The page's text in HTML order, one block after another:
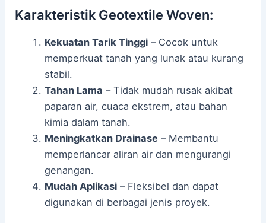
Karakteristik Geotextile Woven:
Kekuatan Tarik Tinggi– Cocok untuk
memperkuat tanah yang lunak atau kurang
stabil.
Tahan Lama – Tidak mudah rusak akibat
paparan air, cuaca ekstrem, atau bahan
kimia dalam tanah.
Meningkatkan Drainase– Membantu
memperlancar aliran air dan mengurangi
genangan.
Mudah Aplikasi– Fleksibel dan dapat
digunakan di berbagai jenis proyek.